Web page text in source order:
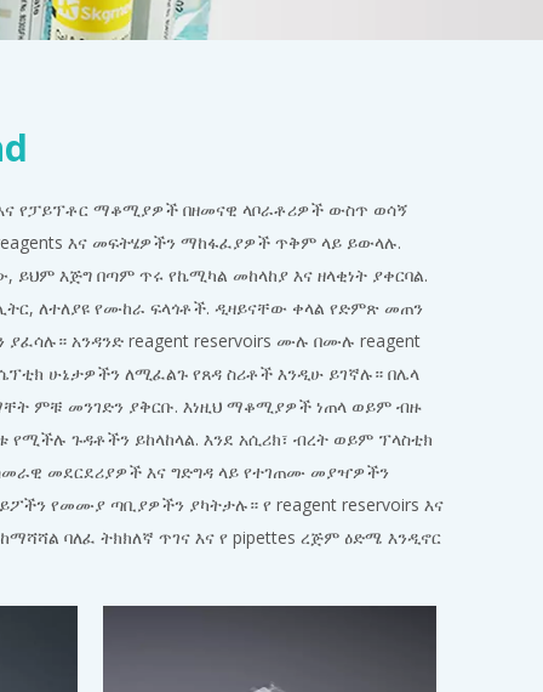
የፓይፕቶር ማቆሚያዎች በዘመናዊ ላቦራቶሪዎች ውስጥ ወሳኝ
እና መፍትሄዎችን ማከፋፈያዎች ጥቅም ላይ ይውላሉ.
እጅግ በጣም ጥሩ የኬሚካል መከላከያ እና ዘላቂነት ያቀርባል.
ለተለያዩ የሙከራ ፍላጎቶች. ዲዛይናቸው ቀላል የድምጽ መጠን
አንዳንድ reagent reservoirs ሙሉ በሙሉ reagent
ሁኔታዎችን ለሚፈልጉ የጸዳ ስሪቶች እንዲሁ ይገኛሉ። በሌላ
ምቹ መንገድን ያቅርቡ. እነዚህ ማቆሚያዎች ነጠላ ወይም ብዙ
ጉዳቶችን ይከላከላል. እንደ አሲሪክ፣ ብረት ወይም ፕላስቲክ
መደርደሪያዎች እና ግድግዳ ላይ የተገጠሙ መያዣዎችን
የመሙያ ጣቢያዎችን ያካትታሉ። የ reagent reservoirs እና
ባለፈ ትክክለኛ ጥገና እና የ pipettes ረጅም ዕድሜ እንዲኖር